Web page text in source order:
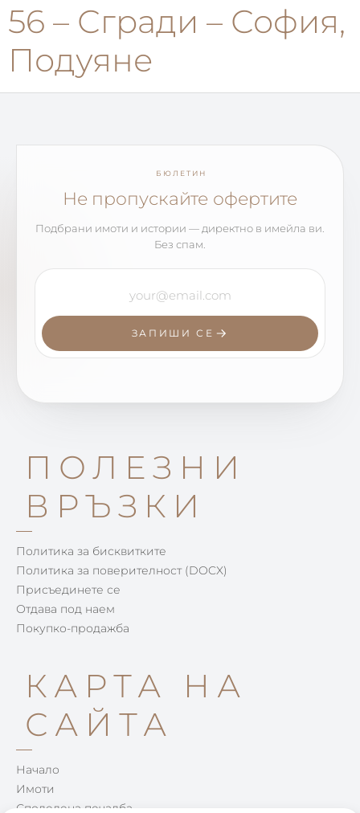
56 – Сгради – София,
Подуяне
БЮЛЕТИН
Не пропускайте офертите
Подбрани имоти и истории — директно в имейла ви.
Без спам.
ЗАПИШИ СЕ
ПОЛЕЗНИ
ВРЪЗКИ
Политика за бисквитките
Политика за поверителност (DOCX)
Присъединете се
Отдава под наем
Покупко-продажба
КАРТА НА
САЙТА
Начало
Имоти
Споделена печалба